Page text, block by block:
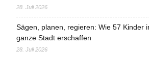
28. Juli 2026
Sägen, planen, regieren: Wie 57 Kinder
ganze Stadt erschaffen
28. Juli 2026